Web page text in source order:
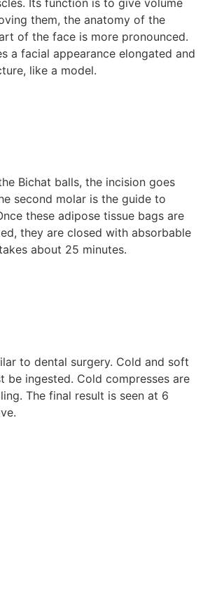
them, the anatomy of the
of the face is more pronounced.
a facial appearance elongated and
like a model.
Bichat balls, the incision goes
second molar is the guide to
these adipose tissue bags are
they are closed with absorbable
about 25 minutes.
to dental surgery. Cold and soft
be ingested. Cold compresses are
The final result is seen at 6